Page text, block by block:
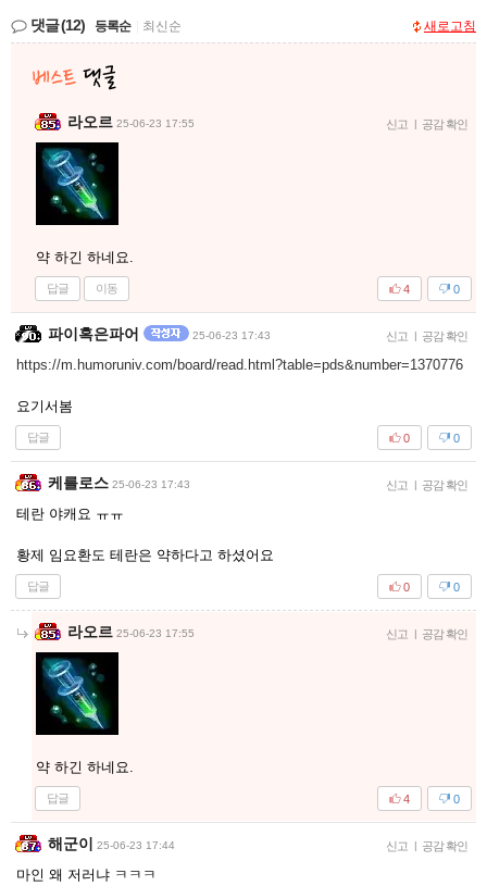
댓글(12) 등록순 최신순 새로고침
라오르 25-06-23 17:55 신고 | 공감 확인
약 하긴 하네요.
답글 이동 0
4
파이혹은파어 25-06-23 17:43 신고 | 공감 확인
https://m.humoruniv.com/board/read.html?table=pds&number=1370776
요기서봄
답글 0
0
케를로스 25-06-23 17:43 신고 | 공감 확인
테란 야캐요 ㅠㅠ
황제 임요환도 테란은 약하다고 하셨어요
답글 0
0
라오르 25-06-23 17:55 신고 | 공감 확인
약 하긴 하네요.
답글 0
4
해군이 25-06-23 17:44 신고 | 공감 확인
마인 왜 저러냐 ㅋㅋㅋ